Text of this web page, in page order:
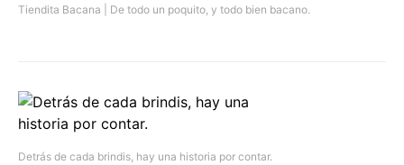
Tiendita Bacana | De todo un poquito, y todo bien bacano.
Detrás de cada brindis, hay una historia por contar.